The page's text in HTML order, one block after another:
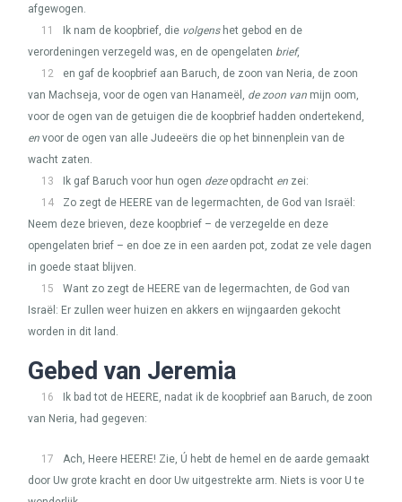
afgewogen.
11
Ik nam de koopbrief, die volgenshet gebod en de
verordeningen verzegeld was, en de opengelaten brief,
12
en gaf de koopbrief aan Baruch, de zoon van Neria, de zoon
van Machseja, voor de ogen van Hanameël, de zoon van mijn oom,
voor de ogen van de getuigen die de koopbrief hadden ondertekend,
en voor de ogen van alle Judeeërs die op het binnenplein van de
wacht zaten.
13
Ik gaf Baruch voor hun ogen dezeopdracht en zei:
14
Zo zegt de HEERE van de legermachten, de God van Israël:
Neem deze brieven, deze koopbrief – de verzegelde en deze
opengelaten brief – en doe ze in een aarden pot, zodat ze vele dagen
in goede staat blijven.
15
Want zo zegt de HEERE van de legermachten, de God van
Israël: Er zullen weer huizen en akkers en wijngaarden gekocht
worden in dit land.
Gebed van Jeremia
16 Ik bad tot de HEERE, nadat ik de koopbrief aan Baruch, de zoon
van Neria, had gegeven:
17 Ach, Heere HEERE! Zie, Ú hebt de hemel en de aarde gemaakt
door Uw grote kracht en door Uw uitgestrekte arm. Niets is voor U te